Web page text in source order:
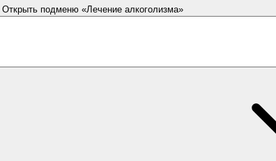
Открыть подменю «Лечение алкоголизма»